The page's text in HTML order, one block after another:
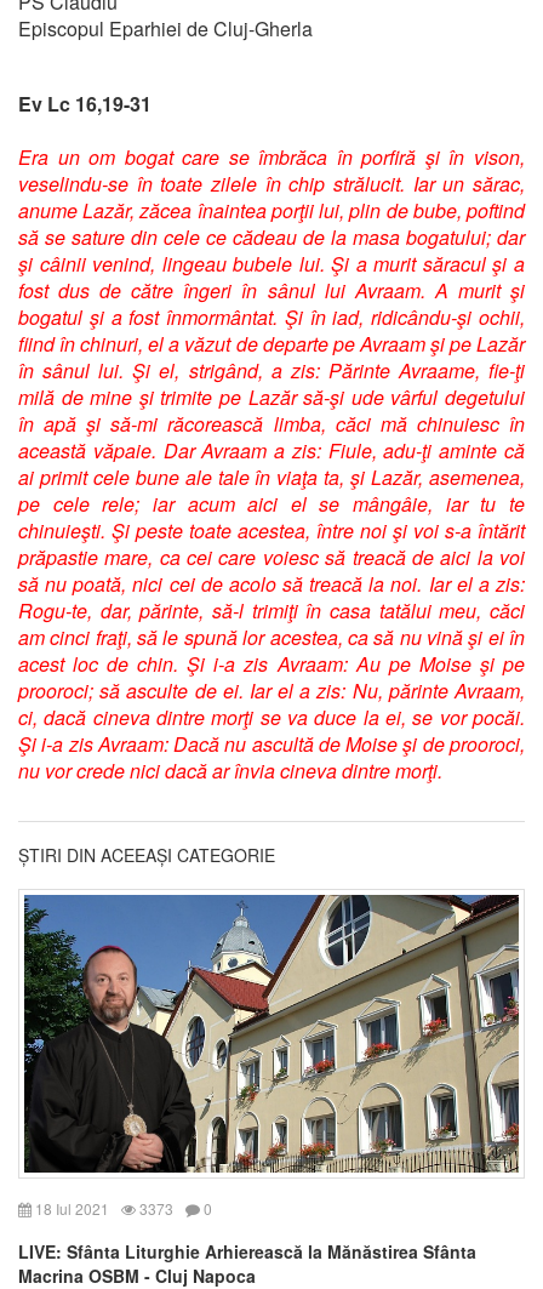
Episcopul Eparhiei de Cluj-Gherla
Ev Lc 16,19-31
Era un om bogat care se îmbrăca în porfiră şi în vison,
veselindu-se în toate zilele în chip strălucit. Iar un sărac,
anume Lazăr, zăcea înaintea porţii lui, plin de bube, poftind
să se sature din cele ce cădeau de la masa bogatului; dar
şi câinii venind, lingeau bubele lui. Şi a murit săracul şi a
fost dus de către îngeri în sânul lui Avraam. A murit şi
bogatul şi a fost înmormântat. Şi în iad, ridicându-şi ochii,
fiind în chinuri, el a văzut de departe pe Avraam şi pe Lazăr
în sânul lui. Şi el, strigând, a zis: Părinte Avraame, fie-ţi
milă de mine şi trimite pe Lazăr să-şi ude vârful degetului
în apă şi să-mi răcorească limba, căci mă chinuiesc în
această văpaie. Dar Avraam a zis: Fiule, adu-ţi aminte că
ai primit cele bune ale tale în viaţa ta, şi Lazăr, asemenea,
pe cele rele; iar acum aici el se mângâie, iar tu te
chinuieşti. Şi peste toate acestea, între noi şi voi s-a întărit
prăpastie mare, ca cei care voiesc să treacă de aici la voi
să nu poată, nici cei de acolo să treacă la noi. Iar el a zis:
Rogu-te, dar, părinte, să-l trimiţi în casa tatălui meu, căci
am cinci fraţi, să le spună lor acestea, ca să nu vină şi ei în
acest loc de chin. Şi i-a zis Avraam: Au pe Moise şi pe
prooroci; să asculte de ei. Iar el a zis: Nu, părinte Avraam,
ci, dacă cineva dintre morţi se va duce la ei, se vor pocăi.
Şi i-a zis Avraam: Dacă nu ascultă de Moise şi de prooroci,
nu vor crede nici dacă ar învia cineva dintre morţi.
ȘTIRI DIN ACEEAȘI CATEGORIE
18 Iul 2021 3373 0
LIVE: Sfânta Liturghie Arhierească la Mănăstirea Sfânta
Macrina OSBM - Cluj Napoca